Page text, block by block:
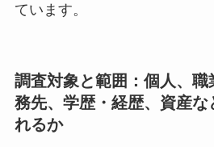
ています。
調査対象と範囲：個人、
務先、学歴・経歴、資産な
れるか